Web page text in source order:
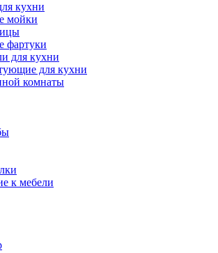
кухни
мойки
фартуки
для кухни
для кухни
комнаты
к мебели